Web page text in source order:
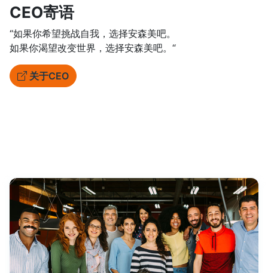
CEO寄语
“如果你希望挑战自我，选择安森美吧。
如果你渴望改变世界，选择安森美吧。“
关于CEO